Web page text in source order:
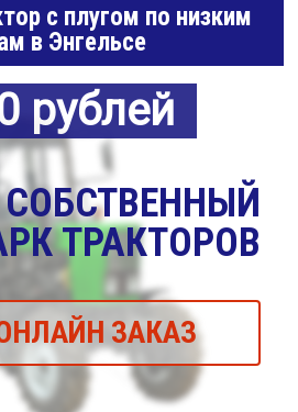
с плугом по низким
в Энгельсе
рублей
ТРАКТОРОВ
ЗАКАЗ